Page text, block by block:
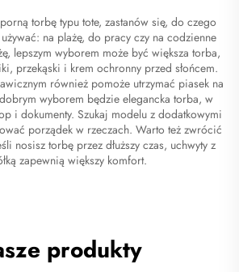
torbę typu tote, zastanów się, do czego
na plażę, do pracy czy na codzienne
lepszym wyborem może być większa torba,
przekąski i krem ochronny przed słońcem.
również pomoże utrzymać piasek na
wyborem będzie elegancka torba, w
i dokumenty. Szukaj modelu z dodatkowymi
porządek w rzeczach. Warto też zwrócić
nosisz torbę przez dłuższy czas, uchwyty z
zapewnią większy komfort.
produkty